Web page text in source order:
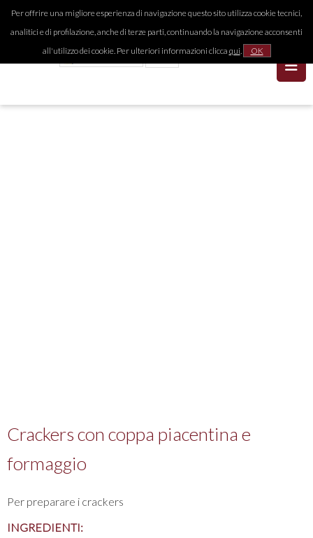
Per offrire una migliore esperienza di navigazione questo sito utilizza cookie tecnici,
analitici e di profilazione, anche di terze parti, continuando la navigazione acconsenti
all'utilizzo dei cookie. Per ulteriori informazioni clicca qui. OK
Crackers con coppa piacentina e
formaggio
Per preparare i crackers
INGREDIENTI: